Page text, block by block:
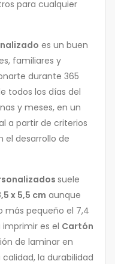
para cualquier
es un buen
familiares y
durante 365
todos los días del
y meses, en un
a partir de criterios
el desarrollo de
suele
x 5,5 cm aunque
más pequeño el 7,4
imprimir es el Cartón
de laminar en
la durabilidad